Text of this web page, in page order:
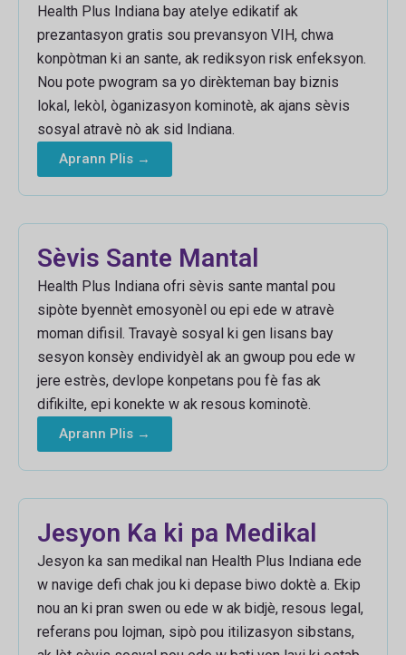
Health Plus Indiana bay atelye edikatif ak
prezantasyon gratis sou prevansyon VIH, chwa
konpòtman ki an sante, ak rediksyon risk enfeksyon.
Nou pote pwogram sa yo dirèkteman bay biznis
lokal, lekòl, òganizasyon kominotè, ak ajans sèvis
sosyal atravè nò ak sid Indiana.
Aprann Plis →
Sèvis Sante Mantal
Health Plus Indiana ofri sèvis sante mantal pou
sipòte byennèt emosyonèl ou epi ede w atravè
moman difisil. Travayè sosyal ki gen lisans bay
sesyon konsèy endividyèl ak an gwoup pou ede w
jere estrès, devlope konpetans pou fè fas ak
difikilte, epi konekte w ak resous kominotè.
Aprann Plis →
Jesyon Ka ki pa Medikal
Jesyon ka san medikal nan Health Plus Indiana ede
w navige defi chak jou ki depase biwo doktè a. Ekip
nou an ki pran swen ou ede w ak bidjè, resous legal,
referans pou lojman, sipò pou itilizasyon sibstans,